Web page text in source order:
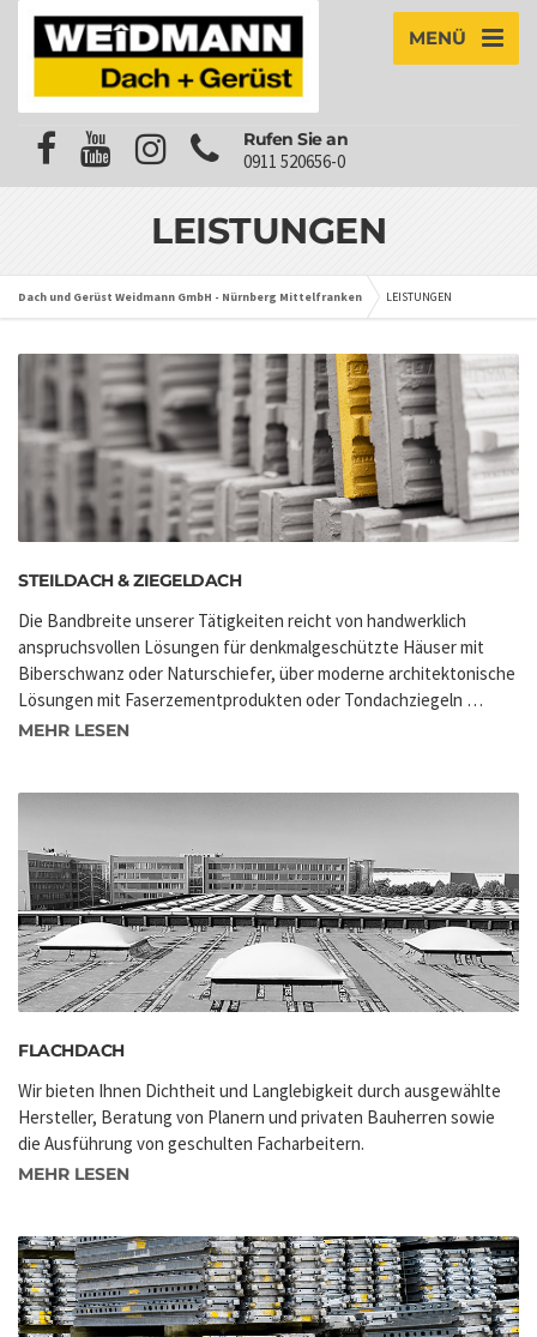
MENÜ
Rufen Sie an
0911 520656-0
LEISTUNGEN
Dach und Gerüst Weidmann GmbH - Nürnberg Mittelfranken LEISTUNGEN
STEILDACH & ZIEGELDACH
Die Bandbreite unserer Tätigkeiten reicht von handwerklich
anspruchsvollen Lösungen für denkmalgeschützte Häuser mit
Biberschwanz oder Naturschiefer, über moderne architektonische
Lösungen mit Faserzementprodukten oder Tondachziegeln …
MEHR LESEN
FLACHDACH
Wir bieten Ihnen Dichtheit und Langlebigkeit durch ausgewählte
Hersteller, Beratung von Planern und privaten Bauherren sowie
die Ausführung von geschulten Facharbeitern.
MEHR LESEN